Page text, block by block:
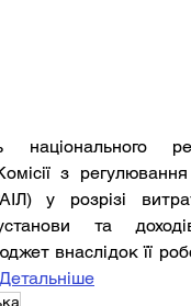
національного
з
у розрізі
установи та
внаслідок її
Детальніше